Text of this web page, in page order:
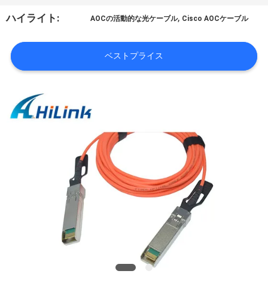
場
ア
ー
ハイライト: AOCの活動的な光ケーブル, Cisco AOCケーブル
ベストプライス